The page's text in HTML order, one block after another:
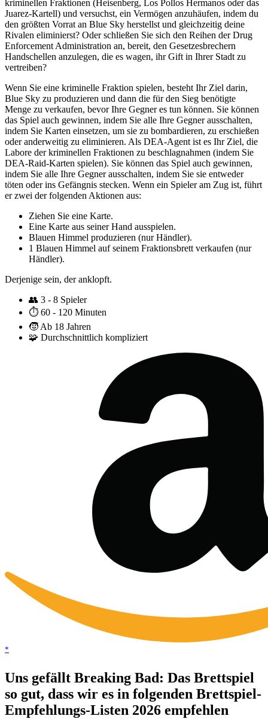
kriminellen Fraktionen (Heisenberg, Los Pollos Hermanos oder das
Juarez-Kartell) und versuchst, ein Vermögen anzuhäufen, indem du
den größten Vorrat an Blue Sky herstellst und gleichzeitig deine
Rivalen eliminierst? Oder schließen Sie sich den Reihen der Drug
Enforcement Administration an, bereit, den Gesetzesbrechern
Handschellen anzulegen, die es wagen, ihr Gift in Ihrer Stadt zu
vertreiben?
Wenn Sie eine kriminelle Fraktion spielen, besteht Ihr Ziel darin,
Blue Sky zu produzieren und dann die für den Sieg benötigte
Menge zu verkaufen, bevor Ihre Gegner es tun können. Sie können
das Spiel auch gewinnen, indem Sie alle Ihre Gegner ausschalten,
indem Sie Karten einsetzen, um sie zu bombardieren, zu erschießen
oder anderweitig zu eliminieren. Als DEA-Agent ist es Ihr Ziel, die
Labore der kriminellen Fraktionen zu beschlagnahmen (indem Sie
DEA-Raid-Karten spielen). Sie können das Spiel auch gewinnen,
indem Sie alle Ihre Gegner ausschalten, indem Sie sie entweder
töten oder ins Gefängnis stecken. Wenn ein Spieler am Zug ist, führt
er zwei der folgenden Aktionen aus:
Ziehen Sie eine Karte.
Eine Karte aus seiner Hand ausspielen.
Blauen Himmel produzieren (nur Händler).
1 Blauen Himmel auf seinem Fraktionsbrett verkaufen (nur
Händler).
Derjenige sein, der anklopft.
👥 3 - 8 Spieler
⏱️ 60 - 120 Minuten
🧒 Ab 18 Jahren
🧩 Durchschnittlich kompliziert
*
Uns gefällt Breaking Bad: Das Brettspiel
so gut, dass wir es in folgenden Brettspiel-
Empfehlungs-Listen 2026 empfehlen